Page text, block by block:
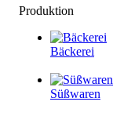
Produktion
Bäckerei
Süßwaren